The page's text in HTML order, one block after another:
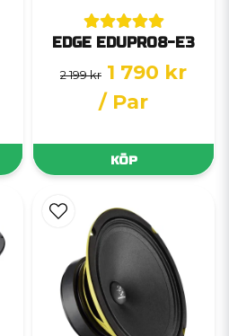
EDGE EDUPRO8-E3
2 199 kr 1 790 kr
/ Par
KÖP